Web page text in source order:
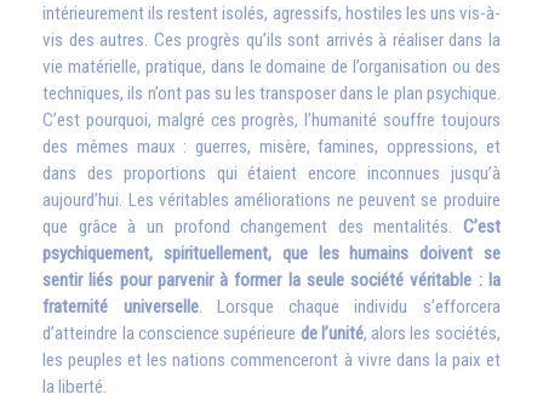
intérieurement ils restent isolés, agressifs, hostiles les uns vis-à-
vis des autres. Ces progrès qu’ils sont arrivés à réaliser dans la
vie matérielle, pratique, dans le domaine de l’organisation ou des
techniques, ils n’ont pas su les transposer dans le plan psychique.
C’est pourquoi, malgré ces progrès, l’humanité souffre toujours
des mêmes maux : guerres, misère, famines, oppressions, et
dans des proportions qui étaient encore inconnues jusqu’à
aujourd’hui. Les véritables améliorations ne peuvent se produire
que grâce à un profond changement des mentalités. C’est
psychiquement, spirituellement, que les humains doivent se
sentir liés pour parvenir à former la seule société véritable : la
fraternité universelle. Lorsque chaque individu s’efforcera
d’atteindre la conscience supérieure de l’unité, alors les sociétés,
les peuples et les nations commenceront à vivre dans la paix et
la liberté.